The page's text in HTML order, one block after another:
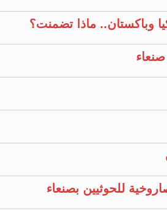
وباكستان.. ماذا تضمنت؟
للحوثيين بصنعاء